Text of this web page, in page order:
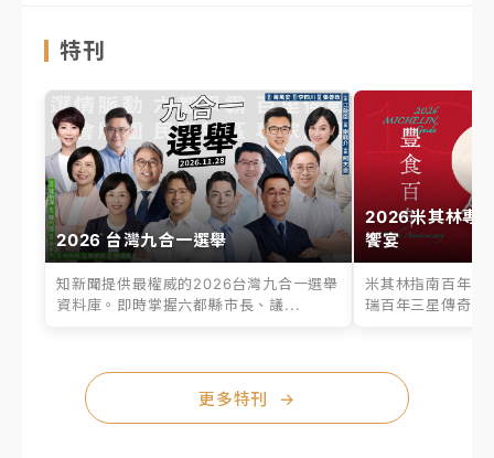
特刊
2026 台灣九合一選舉
知新聞提供最權威的2026台灣九合一選舉
資料庫。即時掌握六都縣市長、議...
2026米其林專
饗宴
米其林指南百年之
瑞百年三星傳奇、
更多特刊 →